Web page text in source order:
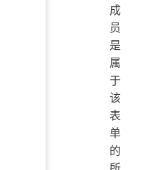
成
员
是
属
于
该
表
单
的